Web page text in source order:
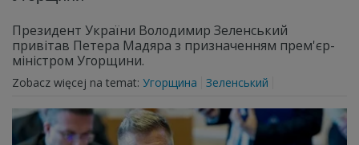
Президент України Володимир Зеленський
привітав Петера Мадяра з призначенням прем'єр-
міністром Угорщини.
Zobacz więcej na temat: Угорщина Зеленський